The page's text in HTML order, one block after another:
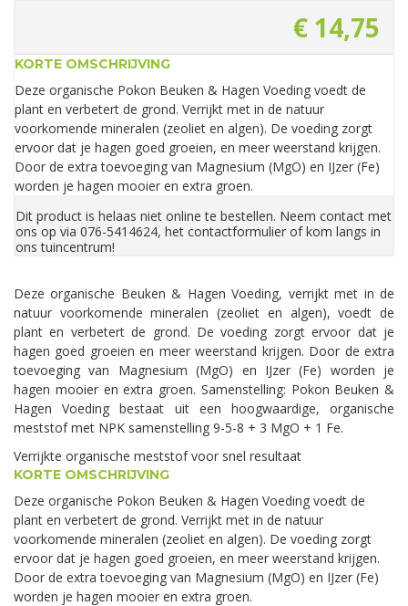
€ 14,75
KORTE OMSCHRIJVING
Deze organische Pokon Beuken & Hagen Voeding voedt de
plant en verbetert de grond. Verrijkt met in de natuur
voorkomende mineralen (zeoliet en algen). De voeding zorgt
ervoor dat je hagen goed groeien, en meer weerstand krijgen.
Door de extra toevoeging van Magnesium (MgO) en IJzer (Fe)
worden je hagen mooier en extra groen.
Dit product is helaas niet online te bestellen. Neem contact met
ons op via 076-5414624, het contactformulier of kom langs in
ons tuincentrum!
Deze organische Beuken & Hagen Voeding, verrijkt met in de
natuur voorkomende mineralen (zeoliet en algen), voedt de
plant en verbetert de grond. De voeding zorgt ervoor dat je
hagen goed groeien en meer weerstand krijgen. Door de extra
toevoeging van Magnesium (MgO) en IJzer (Fe) worden je
hagen mooier en extra groen. Samenstelling: Pokon Beuken &
Hagen Voeding bestaat uit een hoogwaardige, organische
meststof met NPK samenstelling 9-5-8 + 3 MgO + 1 Fe.
Verrijkte organische meststof voor snel resultaat
KORTE OMSCHRIJVING
Deze organische Pokon Beuken & Hagen Voeding voedt de
plant en verbetert de grond. Verrijkt met in de natuur
voorkomende mineralen (zeoliet en algen). De voeding zorgt
ervoor dat je hagen goed groeien, en meer weerstand krijgen.
Door de extra toevoeging van Magnesium (MgO) en IJzer (Fe)
worden je hagen mooier en extra groen.